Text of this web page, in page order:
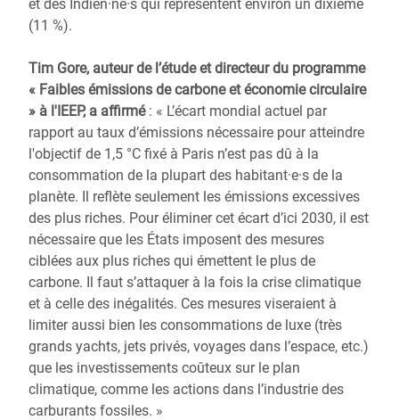
et des Indien·ne·s qui représentent environ un dixième
(11 %).
Tim Gore, auteur de l’étude et directeur du programme
« Faibles émissions de carbone et économie circulaire
» à l'IEEP, a affirmé: « L’écart mondial actuel par
rapport au taux d’émissions nécessaire pour atteindre
l'objectif de 1,5 °C fixé à Paris n’est pas dû à la
consommation de la plupart des habitant·e·s de la
planète. Il reflète seulement les émissions excessives
des plus riches. Pour éliminer cet écart d’ici 2030, il est
nécessaire que les États imposent des mesures
ciblées aux plus riches qui émettent le plus de
carbone. Il faut s’attaquer à la fois la crise climatique
et à celle des inégalités. Ces mesures viseraient à
limiter aussi bien les consommations de luxe (très
grands yachts, jets privés, voyages dans l’espace, etc.)
que les investissements coûteux sur le plan
climatique, comme les actions dans l’industrie des
carburants fossiles. »